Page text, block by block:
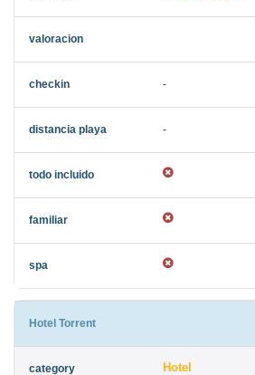
-
-
Hotel Torrent
Hotel